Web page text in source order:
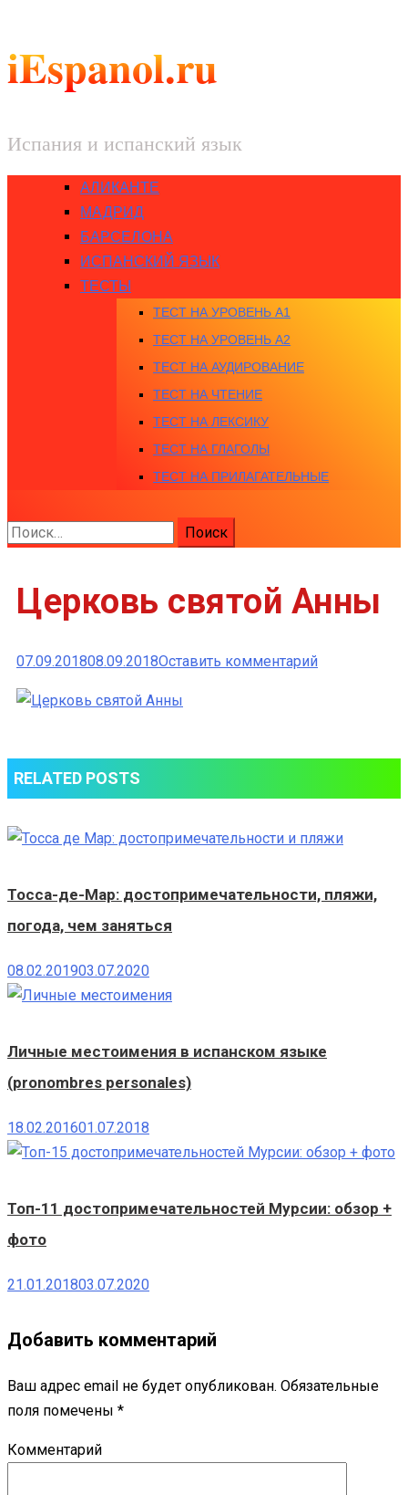
iEspanol.ru
Испания и испанский язык
АЛИКАНТЕ
МАДРИД
БАРСЕЛОНА
ИСПАНСКИЙ ЯЗЫК
ТЕСТЫ
ТЕСТ НА УРОВЕНЬ A1
ТЕСТ НА УРОВЕНЬ A2
ТЕСТ НА АУДИРОВАНИЕ
ТЕСТ НА ЧТЕНИЕ
ТЕСТ НА ЛЕКСИКУ
ТЕСТ НА ГЛАГОЛЫ
ТЕСТ НА ПРИЛАГАТЕЛЬНЫЕ
Найти:
Церковь святой Анны
07.09.201808.09.2018Оставить комментарийк
RELATED POSTS
Тосса-де-Мар: достопримечательности, пляжи,
погода, чем заняться
08.02.201903.07.2020
Личные местоимения в испанском языке
(pronombres personales)
18.02.201601.07.2018
Топ-11 достопримечательностей Мурсии: обзор +
фото
21.01.201803.07.2020
Добавить комментарий
Ваш адрес email не будет опубликован. Обязательные
поля помечены *
Комментарий